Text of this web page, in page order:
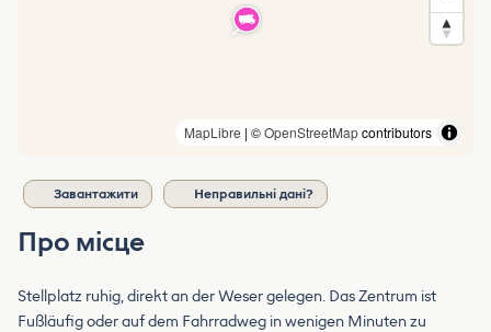
MapLibre | ©OpenStreetMapcontributors
Завантажити Неправильні дані?
Про місце
Stellplatz ruhig, direkt an der Weser gelegen. Das Zentrum ist
Fußläufig oder auf dem Fahrradweg in wenigen Minuten zu